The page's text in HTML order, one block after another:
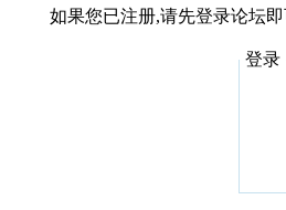
如果您已注册,请先登录论坛
登录